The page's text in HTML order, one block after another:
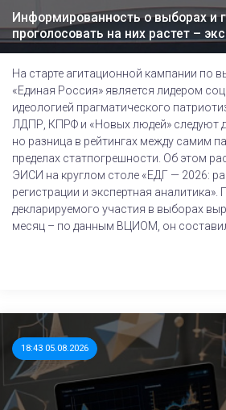
Информированность о выборах и
проголосовать на них растет –
На старте агитационной кампании по
«Единая Россия» является лидером
идеологией прагматического
ЛДПР, КПРФ и «Новых людей» следуют
но разница в рейтингах между самим
пределах статпогрешности. Об этом
ЭИСИ на круглом столе «ЕДГ — 2026:
регистрации и экспертная аналитика».
декларируемого участия в выборах
месяц – по данным ВЦИОМ, он
18:43 05.08.2026